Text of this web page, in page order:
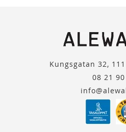
Kungsgatan 32,
08 21